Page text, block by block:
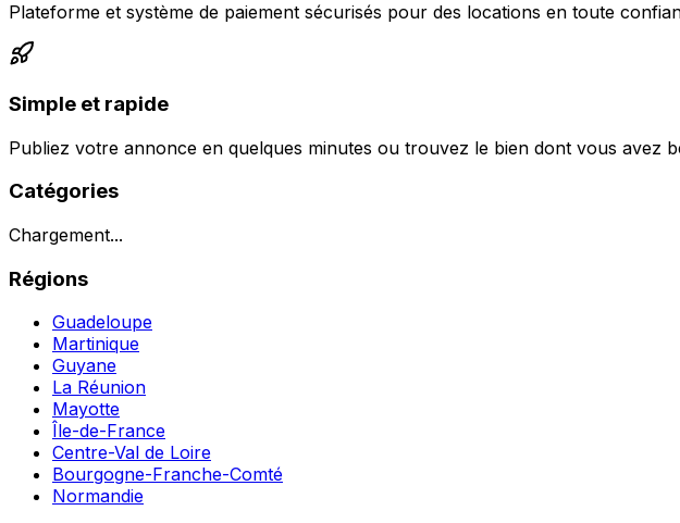
Plateforme et système de paiement sécurisés pour des locations en toute
Simple et rapide
Publiez votre annonce en quelques minutes ou trouvez le bien dont vous avez
Catégories
Chargement...
Régions
Guadeloupe
Martinique
Guyane
La Réunion
Mayotte
Île-de-France
Centre-Val de Loire
Bourgogne-Franche-Comté
Normandie